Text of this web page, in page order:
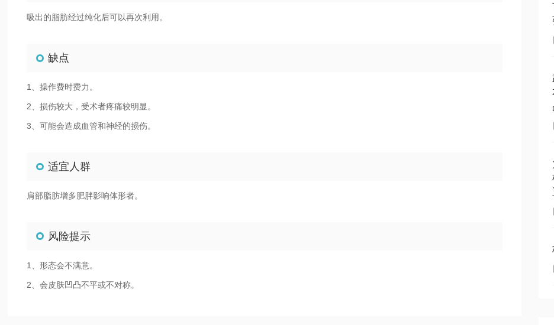
吸出的脂肪经过纯化后可以再次利用。
缺点
1、操作费时费力。
2、损伤较大，受术者疼痛较明显。
3、可能会造成血管和神经的损伤。
适宜人群
肩部脂肪增多肥胖影响体形者。
风险提示
1、形态会不满意。
2、会皮肤凹凸不平或不对称。